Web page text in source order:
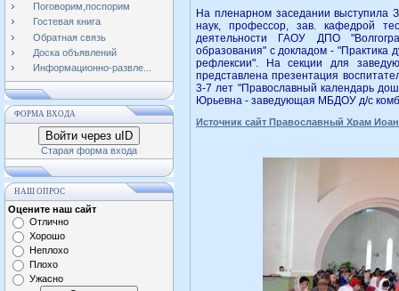
Поговорим,поспорим
Гостевая книга
Обратная связь
Доска объявлений
Информационно-развле...
ФОРМА ВХОДА
Войти через uID
Старая форма входа
НАШ ОПРОС
Оцените наш сайт
Отлично
Хорошо
Неплохо
Плохо
Ужасно
На пленарном заседании выступила
наук, профессор, зав. кафедрой
деятельности ГАОУ ДПО
образования" с докладом - "Практика
рефлексии". На секции для
представлена презентация
3-7 лет "Православный календарь
Юрьевна - заведующая МБДОУ д/с
Источник сайт Православный Храм